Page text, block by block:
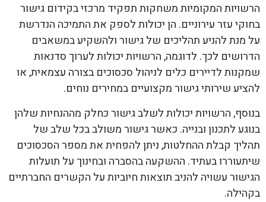
הרשויות המקומיות משחקות תפקיד מרכזי בקידום גישור
בחוקי עזר עירוניים. הן יכולות לספק את התמיכה הנדרשת
על מנת להניע תהליכים של גישור ולהשקיע במשאבים
הדרושים לכך. לדוגמה, הרשויות יכולות לערוך סדנאות
שמקנות לדיירים כלים לניהול סכסוכים בצורה עצמאית, או
להציע שירותי גישור מקצועיים במחירים נוחים.
בנוסף, הרשויות יכולות לשלב גישור כחלק מההנחיות שלהן
בנוגע לתכנון ובנייה. כאשר גישור משולב בכל שלב של
תהליך קבלת ההחלטות, ניתן להפחית את מספר הסכסוכים
שיתעוררו בעתיד. ההשקעה בהסברה ובחינוך על תועלות
הגישור עשויה להניב תוצאות חיוביות על הקשרים החברתיים
בקהילה.